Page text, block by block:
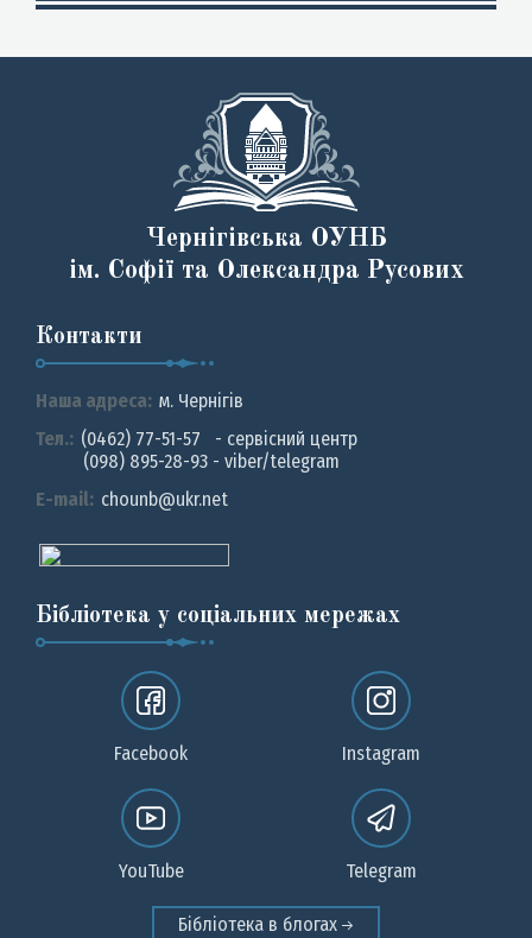
Чернігівська ОУНБ
ім. Софії та Олександра Русових
Контакти
Наша адреса: м. Чернiгiв
Тел.: (0462) 77-51-57 - сервісний центр
(098) 895-28-93 - viber/telegram
E-mail: chounb@ukr.net
Бібліотека у соціальних мережах
Facebook Instagram
YouTube Telegram
Бібліотека в блогах